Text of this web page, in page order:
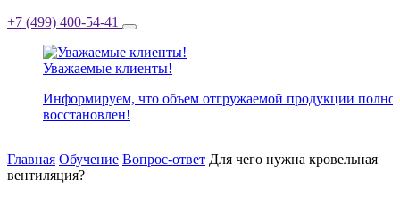
+7 (499) 400-54-41
Уважаемые клиенты!
Информируем, что объем отгружаемой продукции
восстановлен!
Главная Обучение Вопрос-ответ Для чего нужна кровельная
вентиляция?